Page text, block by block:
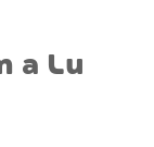
a Lu